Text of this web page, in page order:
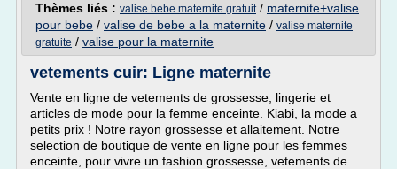
Thèmes liés : valise bebe maternite gratuit/ maternite+valise
pour bebe / valise de bebe a la maternite / valise maternite
gratuite / valise pour la maternite
vetements cuir: Ligne maternite
Vente en ligne de vetements de grossesse, lingerie et
articles de mode pour la femme enceinte. Kiabi, la mode a
petits prix ! Notre rayon grossesse et allaitement. Notre
selection de boutique de vente en ligne pour les femmes
enceinte, pour vivre un fashion grossesse, vetements de